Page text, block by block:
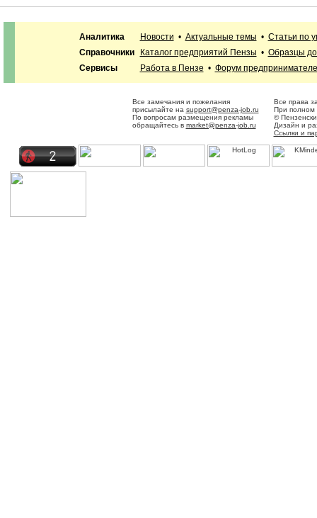
Аналитика Новости • Актуальные темы • Статьи по
Справочники
Каталог предприятий Пензы • Образцы
Сервисы
Работа в Пензе • Форум
Все замечания и пожелания
присылайте на support@penza-job.ru
По вопросам размещения рекламы
обращайтесь в market@penza-job.ru
Все права
При полном
©
Дизайн и
Ссылки и